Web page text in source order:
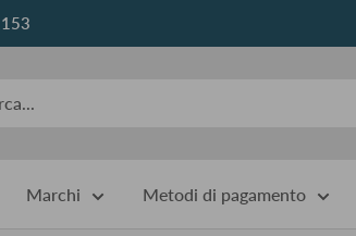
Marchi Metodi di pagamento